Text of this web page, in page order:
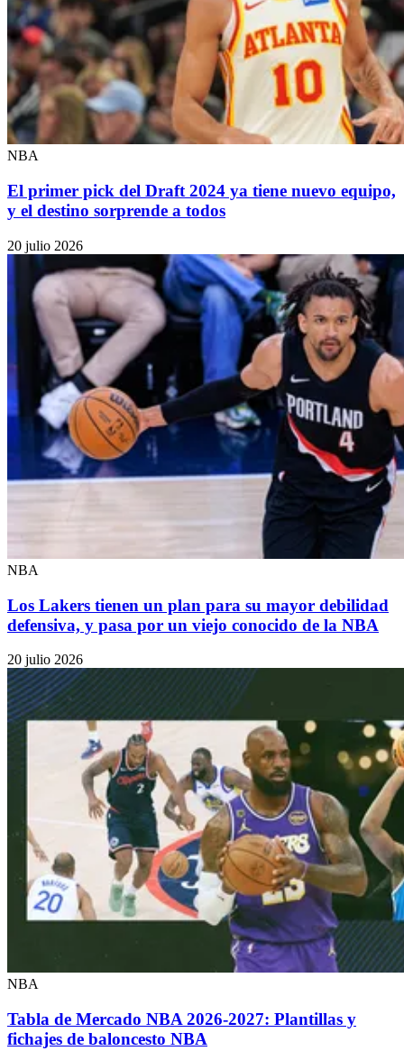
NBA
El primer pick del Draft 2024 ya tiene nuevo equipo,
y el destino sorprende a todos
20 julio 2026
NBA
Los Lakers tienen un plan para su mayor debilidad
defensiva, y pasa por un viejo conocido de la NBA
20 julio 2026
NBA
Tabla de Mercado NBA 2026-2027: Plantillas y
fichajes de baloncesto NBA